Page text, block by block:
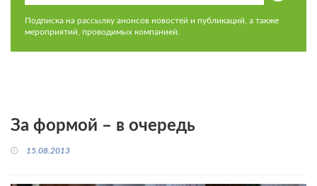
Подписка на рассылку анонсов новостей и публикаций, а также
мероприятий, проводимых компанией.
За формой – в очередь
15.08.2013